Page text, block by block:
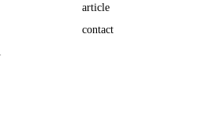
article
contact